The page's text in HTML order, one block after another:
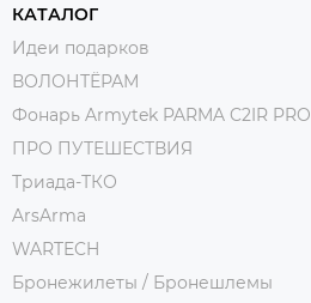
КАТАЛОГ
Идеи подарков
ВОЛОНТЁРАМ
Фонарь Armytek PARMA C2IR PRO
ПРО ПУТЕШЕСТВИЯ
Триада-ТКО
ArsArma
WARTECH
Бронежилеты / Бронешлемы